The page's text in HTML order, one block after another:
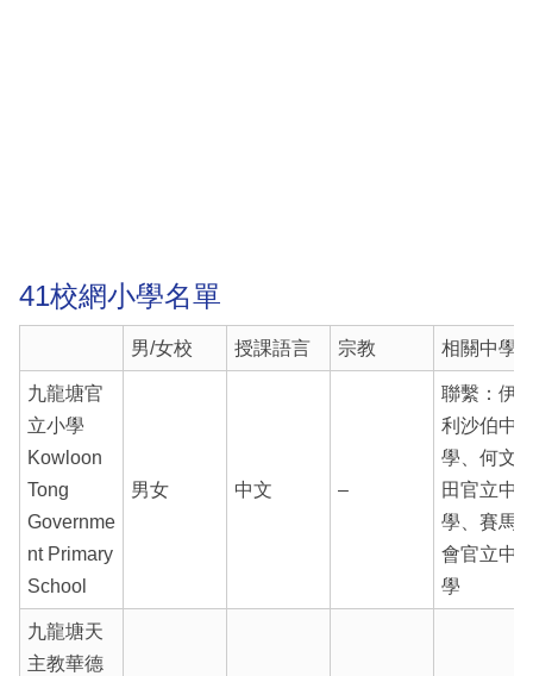
41校網小學名單
男/女校 授課語言 宗教 相關中學
九龍塘官
立小學
Kowloon
Tong
Governme
nt Primary
School
男女 中文 –
聯繫：伊
利沙伯中
學、何文
田官立中
學、賽馬
會官立中
學
九龍塘天
主教華德